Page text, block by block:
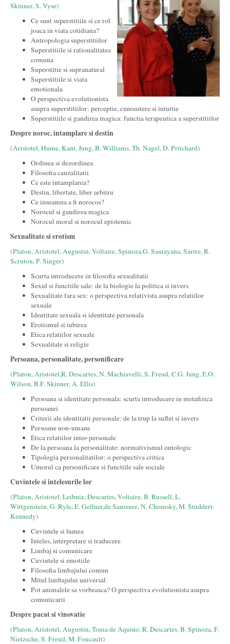
Skinner, S. Vyse)
Ce sunt superstitiile si ce rol
joaca in viata cotidiana?
Antropologia superstitiilor
Superstitiile si rationalitatea
comuna
Superstitie si supranatural
Superstitiile si viata
emotionala
O perspectiva evolutionista
asupra superstitiilor: perceptie, cunoastere si intuitie
Superstitiile si gandirea magica: functia terapeutica a superstitiilor
Despre noroc, intamplare si destin
(Aristotel, Hume, Kant, Jung, B. Williams, Th. Nagel, D. Pritchard)
Ordinea si dezordinea
Filosofia cauzalitatii
Ce este intamplarea?
Destin, libertate, liber arbitru
Ce inseamna a fi norocos?
Norocul si gandirea magica
Norocul moral si norocul epistemic
Sexualitate si erotism
(Platon, Aristotel, Augustin, Voltaire, Spinoza,G. Santayana, Sartre, R.
Scruton, P. Singer)
Scurta introducere in filosofia sexualitatii
Sexul si functiile sale: de la biologie la politica si invers
Sexualitate fara sex: o perspectiva relativista asupra relatiilor
sexuale
Identitate sexuala si identitate personala
Erotismul si iubirea
Etica relatiilor sexuale
Sexualitate si religie
Persoana, personalitate, personificare
(Platon, Aristotel,R. Descartes, N. Machiavelli, S. Freud, C.G. Jung, E.O.
Wilson, B.F. Skinner, A. Ellis)
Persoana si identitate personala: scurta introducere in metafizica
persoanei
Criterii ale identitatii personale: de la trup la suflet si invers
Persoane non-umane
Etica relatiilor inter-personale
De la persoana la personalitate: normativismul ontologic
Tipologia personalitatilor: o perspectiva critica
Umorul ca personificare si functiile sale sociale
Cuvintele si intelesurile lor
(Platon, Aristotel, Leibniz, Descartes, Voltaire, B. Russell, L.
Wittgenstein, G. Ryle, E. Gellner,de Saussure, N. Chomsky, M. Studdert-
Kennedy)
Cuvintele si lumea
Inteles, interpretare si traducere
Limbaj si comunicare
Cuvintele si emotiile
Filosofia limbajului comun
Mitul limbajului universal
Pot animalele sa vorbeasca? O perspectiva evolutionista asupra
comunicarii
Despre pacat si vinovatie
(Platon, Aristotel, Augustin, Toma de Aquino, R. Descartes, B. Spinoza, F.
Nietzsche, S. Freud, M. Foucault)